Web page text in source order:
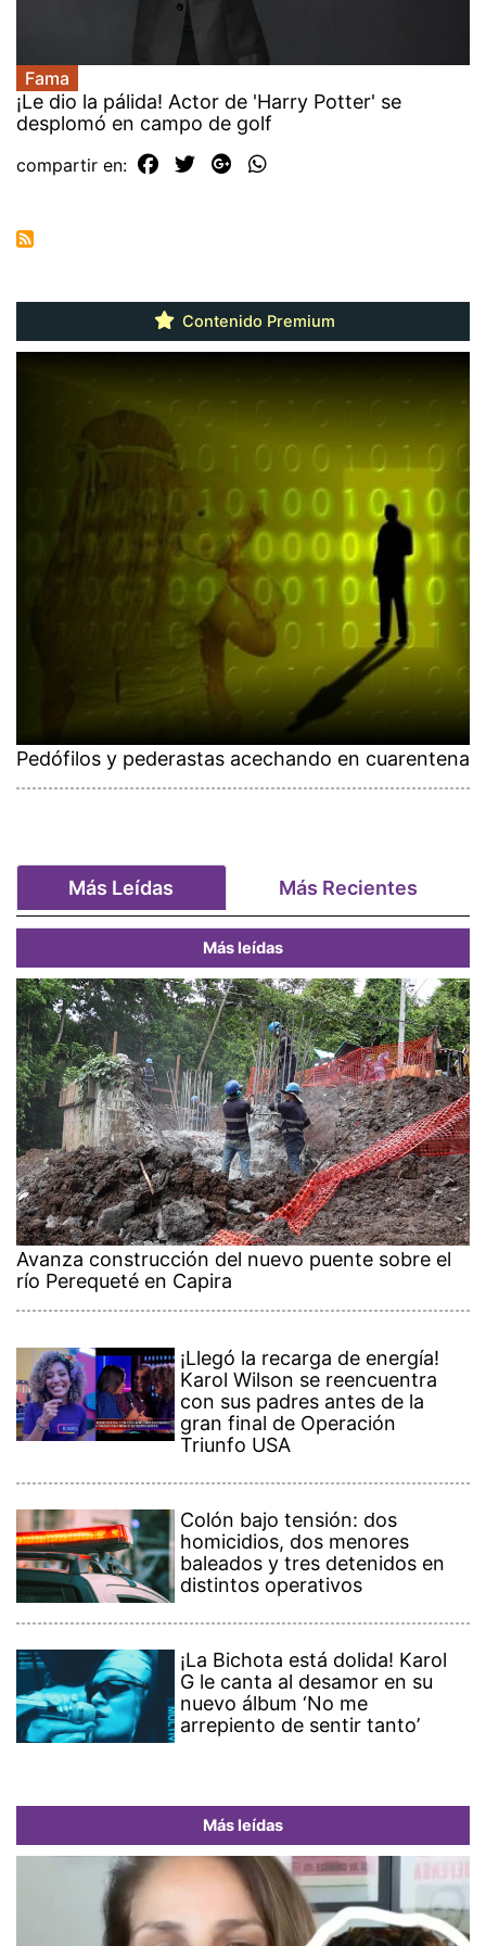
Fama
¡Le dio la pálida! Actor de 'Harry Potter' se
desplomó en campo de golf
compartir en:
Contenido Premium
Pedófilos y pederastas acechando en cuarentena
Más Leídas Más Recientes
Más leídas
Avanza construcción del nuevo puente sobre el
río Perequeté en Capira
¡Llegó la recarga de energía!
Karol Wilson se reencuentra
con sus padres antes de la
gran final de Operación
Triunfo USA
Colón bajo tensión: dos
homicidios, dos menores
baleados y tres detenidos en
distintos operativos
¡La Bichota está dolida! Karol
G le canta al desamor en su
nuevo álbum ‘No me
arrepiento de sentir tanto’
Más leídas